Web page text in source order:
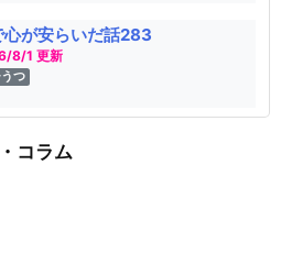
心が安らいだ話283
8/1 更新
つ
コラム